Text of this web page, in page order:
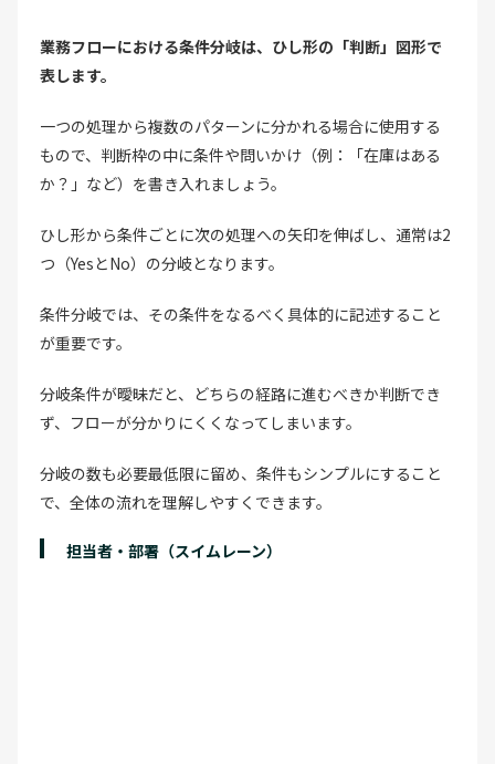
業務フローにおける条件分岐は、ひし形の「判断」図形で
表します。
一つの処理から複数のパターンに分かれる場合に使用する
もので、判断枠の中に条件や問いかけ（例：「在庫はある
か？」など）を書き入れましょう。
ひし形から条件ごとに次の処理への矢印を伸ばし、通常は2
つ（YesとNo）の分岐となります。
条件分岐では、その条件をなるべく具体的に記述すること
が重要です。
分岐条件が曖昧だと、どちらの経路に進むべきか判断でき
ず、フローが分かりにくくなってしまいます。
分岐の数も必要最低限に留め、条件もシンプルにすること
で、全体の流れを理解しやすくできます。
担当者・部署（スイムレーン）